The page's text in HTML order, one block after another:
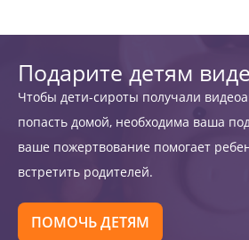
Подарите детям
Чтобы дети-сироты получали
попасть домой, необходима ваша
ваше пожертвование помогает
встретить родителей.
ПОМОЧЬ ДЕТЯМ